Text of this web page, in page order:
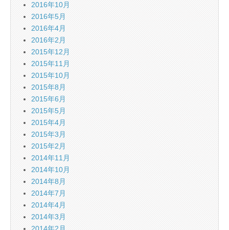
2016年10月
2016年5月
2016年4月
2016年2月
2015年12月
2015年11月
2015年10月
2015年8月
2015年6月
2015年5月
2015年4月
2015年3月
2015年2月
2014年11月
2014年10月
2014年8月
2014年7月
2014年4月
2014年3月